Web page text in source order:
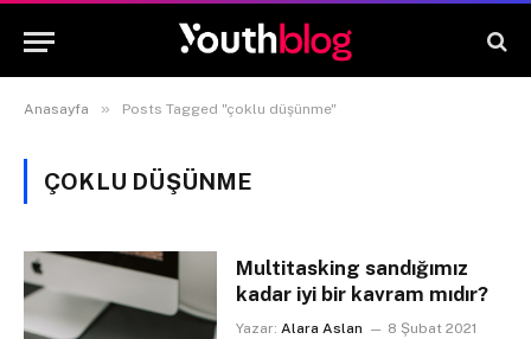
Anasayfa » Posts Tagged "çoklu düşünme"
ÇOKLU DÜŞÜNME
Multitasking sandığımız
kadar iyi bir kavram mıdır?
Yazar: Alara Aslan 8 Şubat 2021